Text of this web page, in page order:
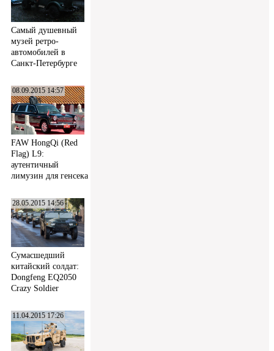
Самый душевный
музей ретро-
автомобилей в
Санкт-Петербурге
08.09.2015 14:57
FAW HongQi (Red
Flag) L9:
аутентичный
лимузин для генсека
28.05.2015 14:56
Сумасшедший
китайский солдат:
Dongfeng EQ2050
Crazy Soldier
11.04.2015 17:26